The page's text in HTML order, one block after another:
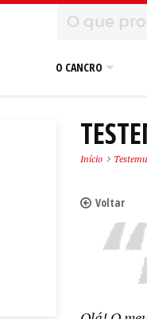
O CANCRO
Início
Voltar